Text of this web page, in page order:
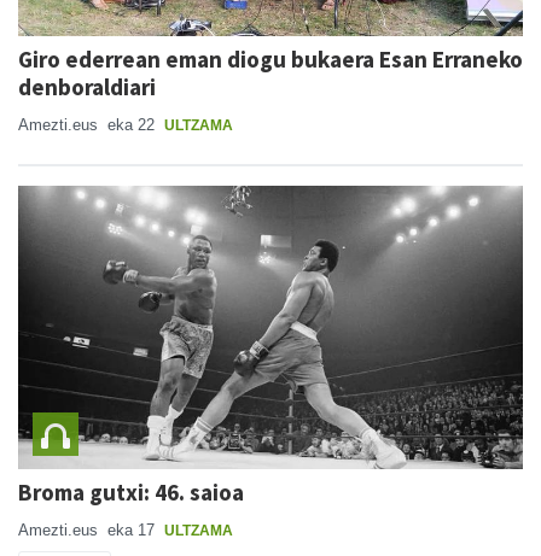
Giro ederrean eman diogu bukaera Esan Erraneko
denboraldiari
Amezti.eus eka 22 ULTZAMA
Broma gutxi: 46. saioa
Amezti.eus eka 17 ULTZAMA